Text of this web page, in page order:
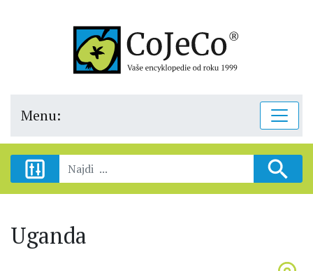
Menu:
Uganda